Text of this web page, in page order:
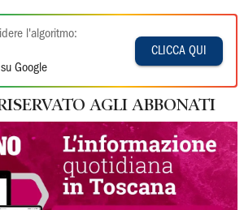
l'algoritmo:
Google
CLICCA QUI
AGLI ABBONATI